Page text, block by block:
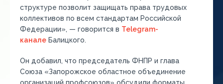
структуре позволит защищать права трудовых
коллективов по всем стандартам Российской
Федерации», — говорится в Telegram-
канале Балицкого.
Он добавил, что председатель ФНПР и глава
Союза «Запорожское областное объединение